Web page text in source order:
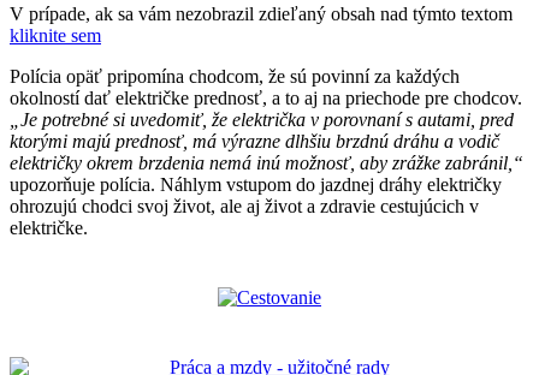
V prípade, ak sa vám nezobrazil zdieľaný obsah nad týmto textom
kliknite sem
Polícia opäť pripomína chodcom, že sú povinní za každých
okolností dať električke prednosť, a to aj na priechode pre chodcov.
„Je potrebné si uvedomiť, že električka v porovnaní s autami, pred
ktorými majú prednosť, má výrazne dlhšiu brzdnú dráhu a vodič
električky okrem brzdenia nemá inú možnosť, aby zrážke zabránil,“
upozorňuje polícia. Náhlym vstupom do jazdnej dráhy električky
ohrozujú chodci svoj život, ale aj život a zdravie cestujúcich v
električke.